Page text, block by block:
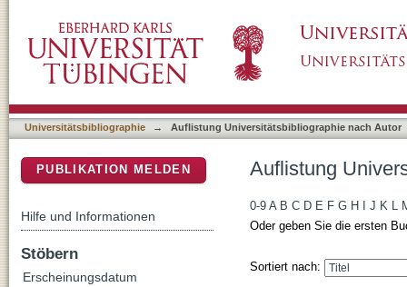
Universitätsbibliographie → Auflistung Universitätsbibliographie nach Autor
Auflistung
0-9 A B C D E F G H J K L
Oder geben Sie die ersten
Sortiert nach:
PUBLIKATION MELDEN
Hilfe und Informationen
Stöbern
Erscheinungsdatum